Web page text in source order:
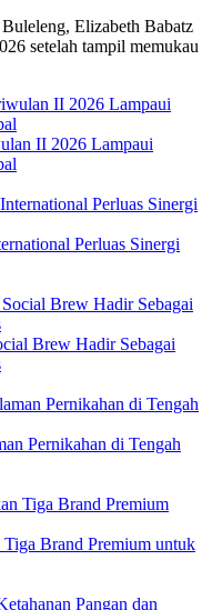
Elizabeth Babatz
setelah tampil memukau
II 2026 Lampaui
Perluas Sinergi
Brew Hadir Sebagai
Pernikahan di Tengah
Brand Premium untuk